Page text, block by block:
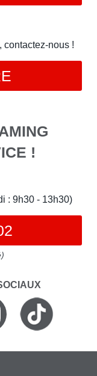
contactez-nous !
!
: 9h30 - 13h30)